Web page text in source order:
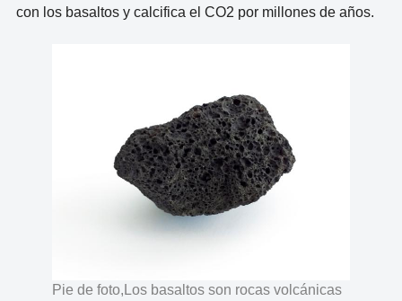
con los basaltos y calcifica el CO2 por millones de años.
Pie de foto,Los basaltos son rocas volcánicas